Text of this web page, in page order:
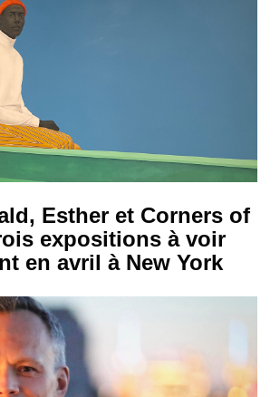
Esther et Corners of
expositions à voir
en avril à New York